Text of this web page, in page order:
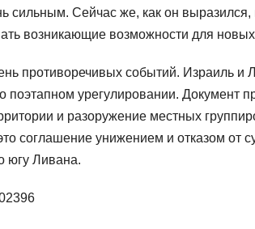
Сейчас же, как он выразился,
возникающие возможности для
противоречивых событий. Израиль
урегулировании. Документ
и разоружение местных
соглашение унижением и отказом от
югу Ливана.